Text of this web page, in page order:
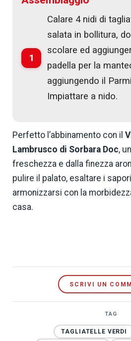
1
Calare 4 nidi di
salata in bollitura,
scolare ed
padella per la
aggiungendo il
Impiattare a nido.
Perfetto l’abbinamento con il
Lambrusco di Sorbara Doc,
freschezza e dalla finezza
pulire il palato, esaltare i
armonizzarsi con la
casa.
SCRIVI UN
TAG
TAGLIATELLE VERDI